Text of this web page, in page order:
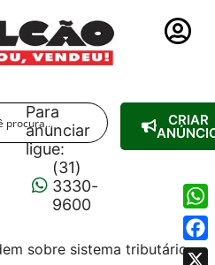
Para
anunciar
ligue:
(31)
3330-
9600
CRIAR